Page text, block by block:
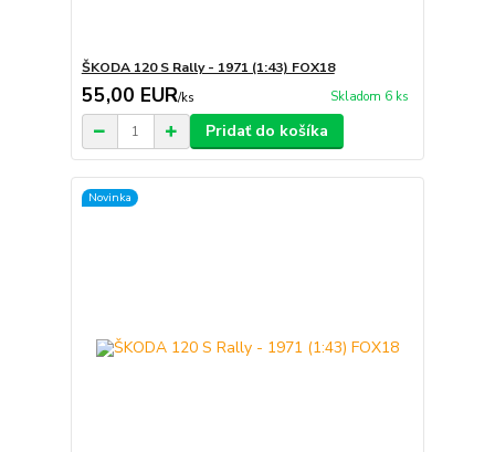
ŠKODA 120 S Rally - 1971 (1:43) FOX18
55,00 EUR/ks Skladom 6 ks
Pridať do košíka
Novinka